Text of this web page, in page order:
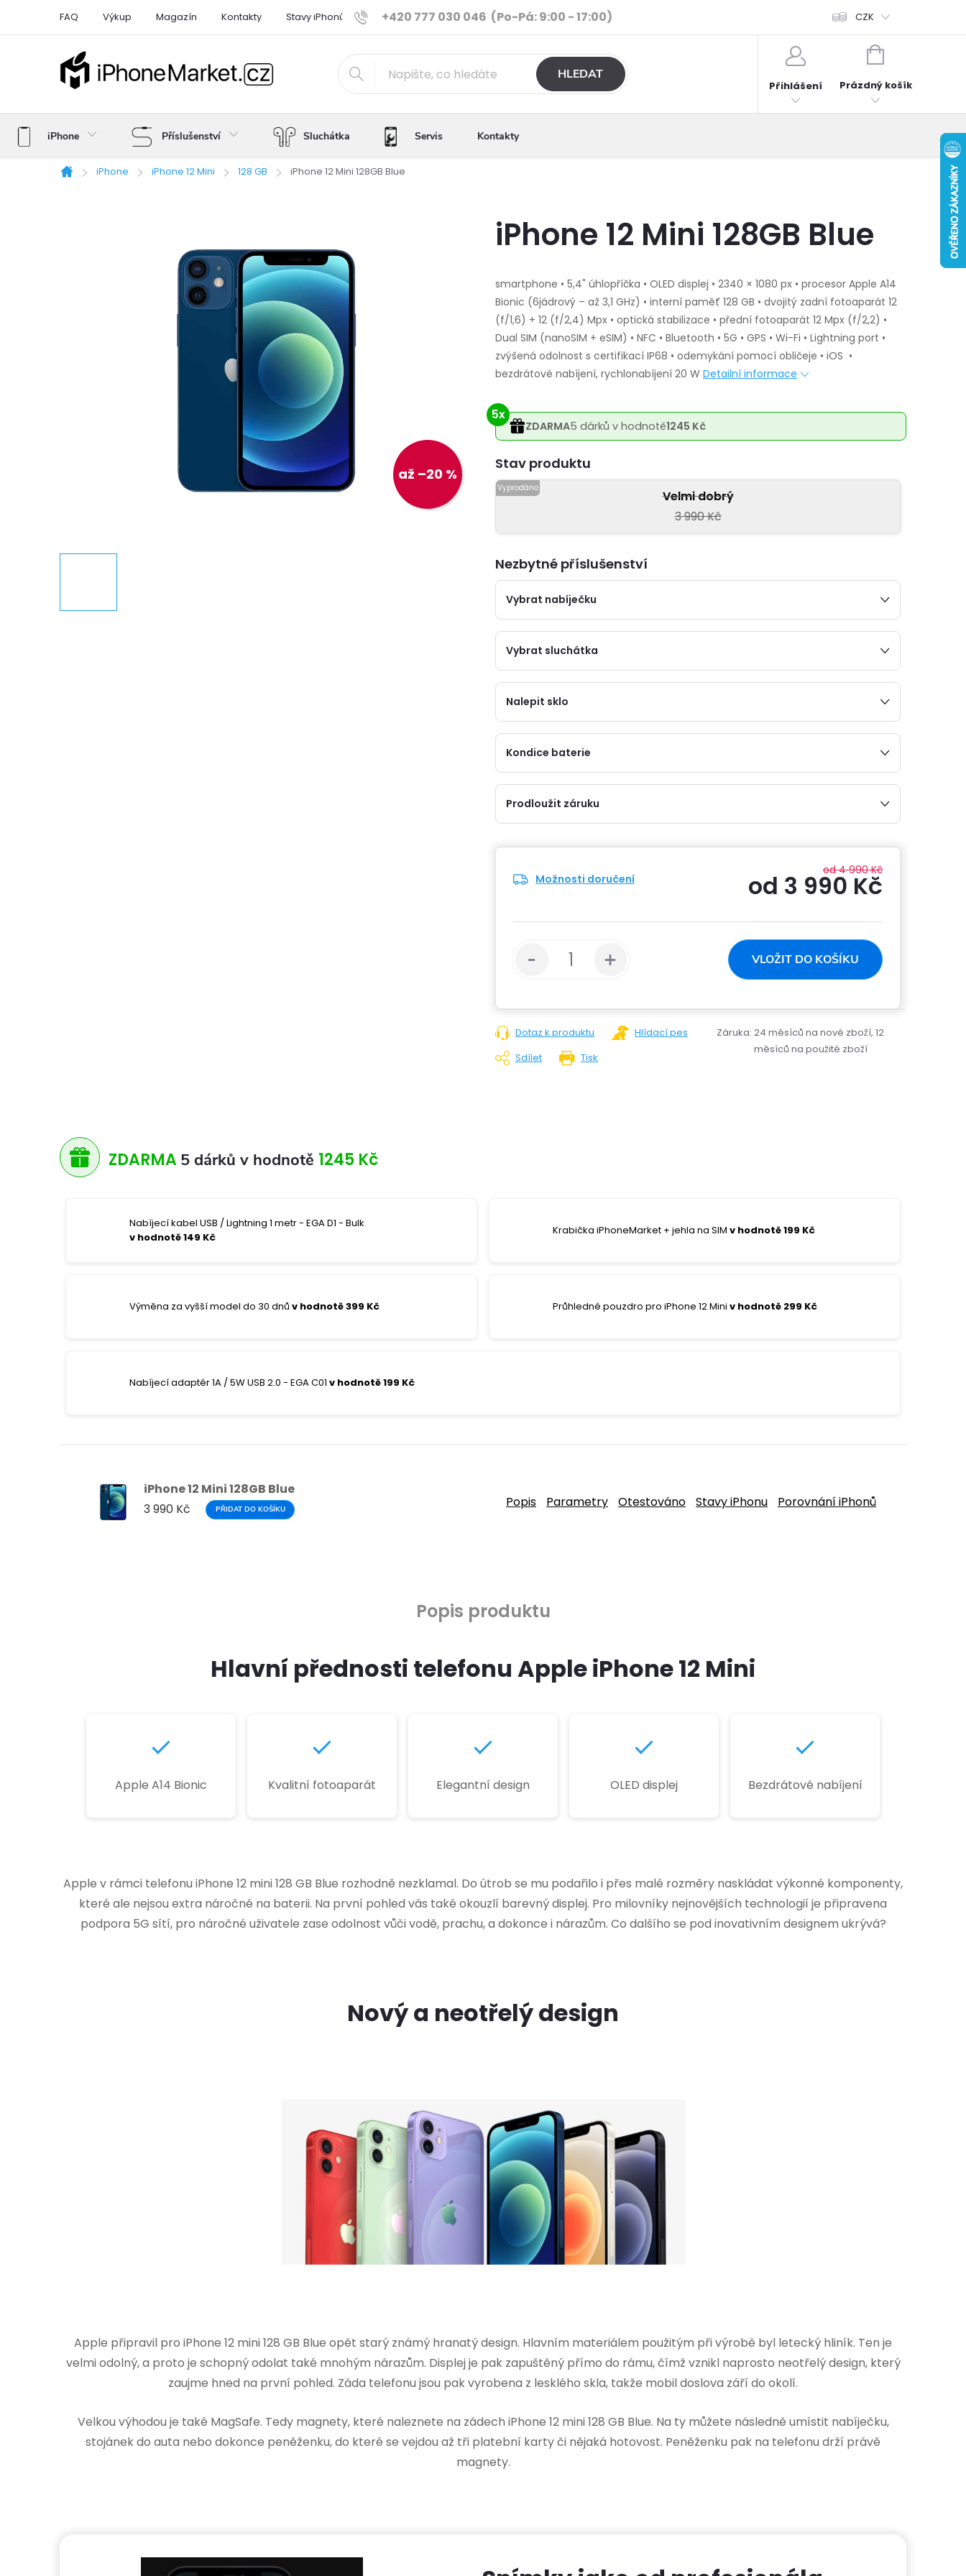
+420 777 030 046 (Po-Pá: 9:00 - 17:00)
FAQ Výkup Magazín Kontakty Stavy iPhonů Ověřené iPhony Výhody e-shopu Porovnání telefonů Hodnocení obchodu
CZK
HLEDAT
Přihlášení
NÁKUPNÍ
Prázdný košík
iPhone Příslušenství Sluchátka Servis Kontakty
Domů
iPhone iPhone 12 Mini 128 GB iPhone 12 Mini 128GB Blue
až –20 %
iPhone 12 Mini 128GB Blue
smartphone • 5,4" úhlopříčka • OLED displej • 2340 × 1080 px • procesor Apple A14
Bionic (6jádrový – až 3,1 GHz) • interní paměť 128 GB • dvojitý zadní fotoaparát 12
(f/1,6) + 12 (f/2,4) Mpx • optická stabilizace • přední fotoaparát 12 Mpx (f/2,2) •
Dual SIM (nanoSIM + eSIM) • NFC • Bluetooth • 5G • GPS • Wi-Fi • Lightning port •
zvýšená odolnost s certifikací IP68 • odemykání pomocí obličeje • iOS •
bezdrátové nabíjení, rychlonabíjení 20 W Detailní informace
5x
ZDARMA5 dárků v hodnotě1245 Kč
Velmi dobrý
3 990 Kč
Nezbytné příslušenství
Vybrat nabíječku
Vybrat sluchátka
Nalepit sklo
Kondice baterie
Prodloužit záruku
Možnosti doručení
od 4 990 Kč
od 3 990 Kč
cena:
VLOŽIT DO KOŠÍKU
Tisk
Dotaz k produktu
Hlídací pes
Sdílet
Záruka: 24 měsíců na nové zboží, 12
měsíců na použité zboží
ZDARMA 5 dárků v hodnotě 1245 Kč
Nabíjecí kabel USB / Lightning 1 metr - EGA D1 - Bulk
v hodnotě 149 Kč
Krabička iPhoneMarket + jehla na SIM v hodnotě 199 Kč
Výměna za vyšší model do 30 dnů v hodnotě 399 Kč Průhledné pouzdro pro iPhone 12 Mini v hodnotě 299 Kč
Nabíjecí adaptér 1A / 5W USB 2.0 - EGA C01 v hodnotě 199 Kč
iPhone 12 Mini 128GB Blue
3 990 Kč
PŘIDAT DO KOŠÍKU Popis Parametry Otestováno Stavy iPhonu Porovnání iPhonů
Popis produktu
Hlavní přednosti telefonu Apple iPhone 12 Mini
Apple A14 Bionic Kvalitní fotoaparát Elegantní design OLED displej Bezdrátové nabíjení
Apple v rámci telefonu iPhone 12 mini 128 GB Blue rozhodně nezklamal. Do útrob se mu podařilo i přes malé rozměry naskládat výkonné komponenty,
které ale nejsou extra náročné na baterii. Na první pohled vás také okouzlí barevný displej. Pro milovníky nejnovějších technologií je připravena
podpora 5G sítí, pro náročné uživatele zase odolnost vůči vodě, prachu, a dokonce i nárazům. Co dalšího se pod inovativním designem ukrývá?
Nový a neotřelý design
Apple připravil pro iPhone 12 mini 128 GB Blue opět starý známý hranatý design. Hlavním materiálem použitým při výrobě byl letecký hliník. Ten je
velmi odolný, a proto je schopný odolat také mnohým nárazům. Displej je pak zapuštěný přímo do rámu, čímž vznikl naprosto neotřelý design, který
zaujme hned na první pohled. Záda telefonu jsou pak vyrobena z lesklého skla, takže mobil doslova září do okolí.
Velkou výhodou je také MagSafe. Tedy magnety, které naleznete na zádech iPhone 12 mini 128 GB Blue. Na ty můžete následně umístit nabíječku,
stojánek do auta nebo dokonce peněženku, do které se vejdou až tři platební karty či nějaká hotovost. Peněženku pak na telefonu drží právě
magnety.